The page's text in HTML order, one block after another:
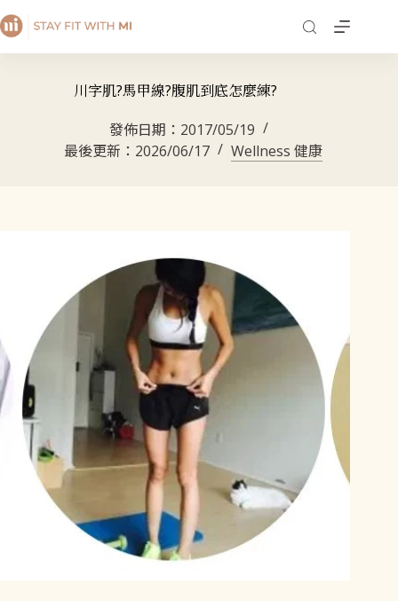
川字肌?馬甲線?腹肌到底怎麼練?
發佈日期： 2017/05/19
最後更新： 2026/06/17 Wellness 健康